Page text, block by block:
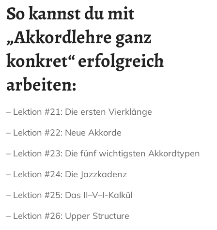
So kannst du mit
„Akkordlehre ganz
konkret“ erfolgreich
arbeiten:
– Lektion #21: Die ersten Vierklänge
– Lektion #22: Neue Akkorde
– Lektion #23: Die fünf wichtigsten Akkordtypen
– Lektion #24: Die Jazzkadenz
– Lektion #25: Das II–V–I-Kalkül
– Lektion #26: Upper Structure